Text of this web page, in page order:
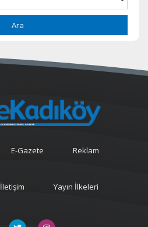
Ara
E-Gazete Reklam
İletişim Yayın İlkeleri